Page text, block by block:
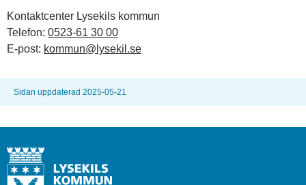
Kontaktcenter Lysekils kommun
Telefon: 0523-61 30 00
E-post: kommun@lysekil.se
Sidan uppdaterad 2025-05-21